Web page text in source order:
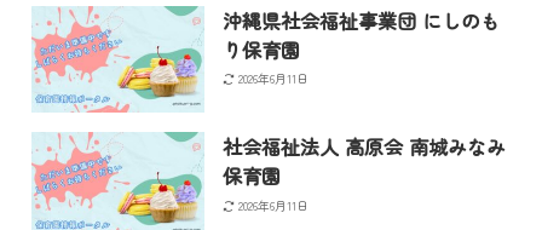
沖縄県社会福祉事業団 にしのも
り保育園
2026年6月11日
社会福祉法人 高原会 南城みなみ
保育園
2026年6月11日